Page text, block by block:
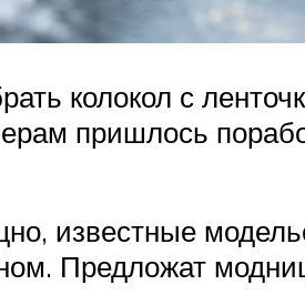
колокол с
пришлось
известные
Предложат